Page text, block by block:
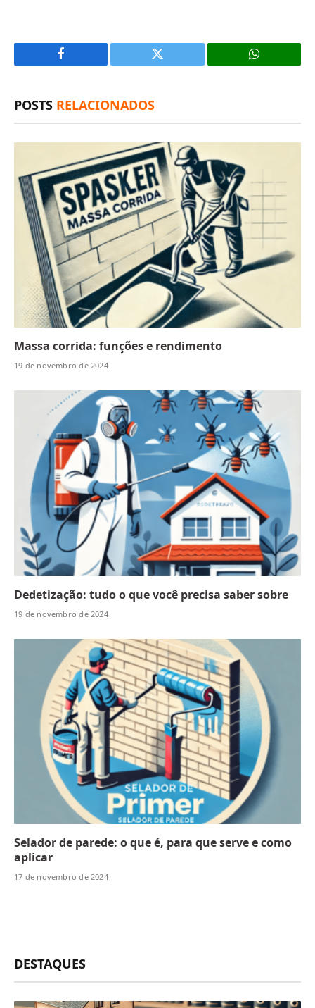
Facebook
X
POSTS RELACIONADOS
Massa corrida: funções e rendimento
19 de novembro de 2024
Dedetização: tudo o que você precisa saber sobre
19 de novembro de 2024
Selador de parede: o que é, para que serve e como
aplicar
17 de novembro de 2024
DESTAQUES